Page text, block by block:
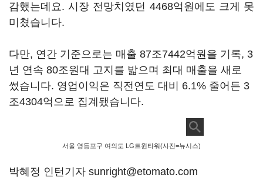
감했는데요. 시장 전망치였던 4468억원에도 크게 못
미쳤습니다.
다만, 연간 기준으로는 매출 87조7442억원을 기록, 3
년 연속 80조원대 고지를 밟으며 최대 매출을 새로
썼습니다. 영업이익은 직전연도 대비 6.1% 줄어든 3
조4304억으로 집계됐습니다.
서울 영등포구 여의도 LG트윈타워(사진=뉴시스)
박혜정 인턴기자 sunright@etomato.com